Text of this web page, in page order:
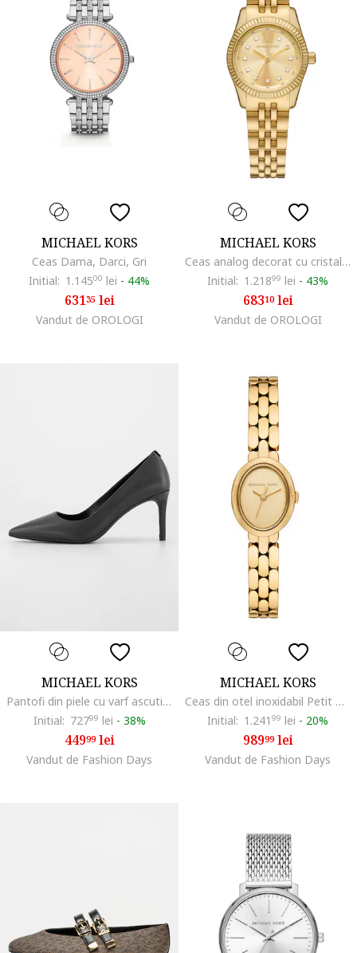
MICHAEL KORS
Ceas Dama, Darci, Gri
Initial: 1.14500 lei - 44%
63135lei
Vandut de OROLOGI
MICHAEL KORS
Ceas analog decorat cu cristale, Auriu
Initial: 1.21899 lei - 43%
68310lei
Vandut de OROLOGI
MICHAEL KORS
Pantofi din piele cu varf ascutit Alina Flex, Negru
Initial: 72799 lei - 38%
44999lei
Vandut de Fashion Days
MICHAEL KORS
Ceas din otel inoxidabil Petit Maude, Auriu
Initial: 1.241 99 lei - 20%
98999lei
Vandut de Fashion Days